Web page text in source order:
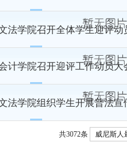
法学院召开全体学生迎评动
计学院召开迎评工作动员大
法学院组织学生开展普法宣
共3072条 威尼斯人